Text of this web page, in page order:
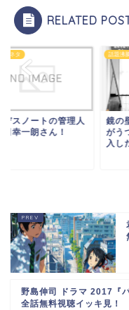
RELATED
騰ネタ
壁掛けタイプで全身
つるものを楽天で購
話題沸
埼玉
所や
か・
野島伸司 ドラマ 2017『
全話無料視聴イッキ見！